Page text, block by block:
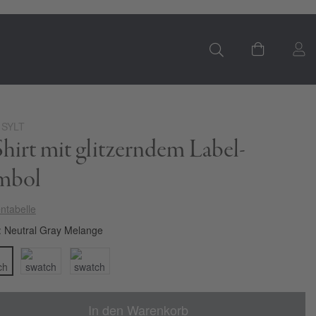
Mein
mit glitzerndem Label-
Neutral Gray Melange
In den Warenkorb